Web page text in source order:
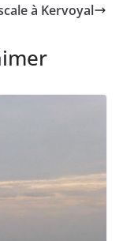
à Kervoyal